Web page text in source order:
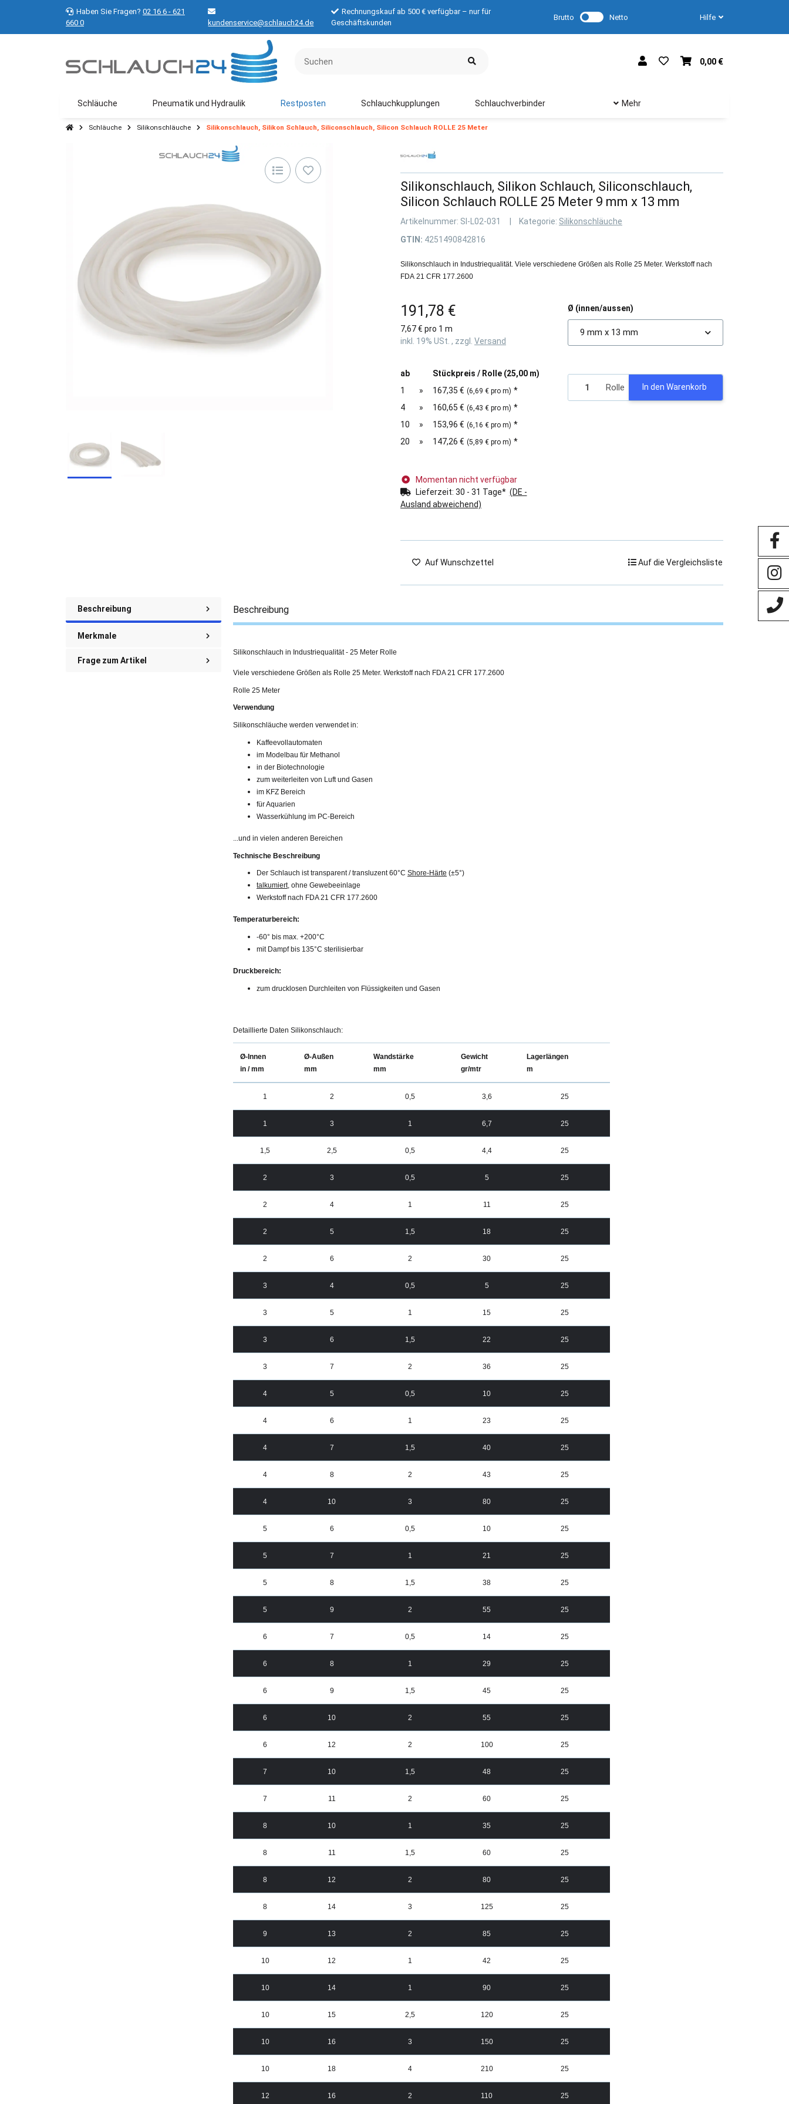
Haben Sie Fragen? 02 16 6 - 621
660 0
kundenservice@schlauch24.de
Rechnungskauf ab 500 € verfügbar – nur für
Geschäftskunden
Brutto Netto Hilfe
0,00 €
Schläuche Pneumatik und Hydraulik Restposten Schlauchkupplungen Schlauchverbinder Mehr
Schläuche Silikonschläuche Silikonschlauch, Silikon Schlauch, Siliconschlauch, Silicon Schlauch ROLLE 25 Meter
Silikonschlauch, Silikon Schlauch, Siliconschlauch,
Silicon Schlauch ROLLE 25 Meter 9 mm x 13 mm
Artikelnummer: SI-L02-031 Kategorie: Silikonschläuche
GTIN: 4251490842816
Silikonschlauch in Industriequalität. Viele verschiedene Größen als Rolle 25 Meter. Werkstoff nach
FDA 21 CFR 177.2600
191,78 €
7,67 € pro 1 m
inkl. 19% USt. , zzgl. Versand
ab
Stückpreis / Rolle (25,00 m)
1
» 167,35 € (6,69 € pro m) *
4
» 160,65 € (6,43 € pro m) *
10
» 153,96 € (6,16 € pro m) *
20
» 147,26 € (5,89 € pro m) *
Momentan nicht verfügbar
Lieferzeit: 30 - 31 Tage* (DE -
Ausland abweichend)
Ø (innen/aussen)
9 mm x 13 mm
Rolle In den Warenkorb
Auf Wunschzettel Auf die Vergleichsliste
Beschreibung
Merkmale
Frage zum Artikel
Beschreibung
Silikonschlauch in Industriequalität - 25 Meter Rolle
Viele verschiedene Größen als Rolle 25 Meter. Werkstoff nach FDA 21 CFR 177.2600
Rolle 25 Meter
Verwendung
Silikonschläuche werden verwendet in:
Kaffeevollautomaten
im Modelbau für Methanol
in der Biotechnologie
zum weiterleiten von Luft und Gasen
im KFZ Bereich
für Aquarien
Wasserkühlung im PC-Bereich
...und in vielen anderen Bereichen
Technische Beschreibung
Der Schlauch ist transparent / transluzent 60°C Shore-Härte (±5°)
talkumiert, ohne Gewebeeinlage
Werkstoff nach FDA 21 CFR 177.2600
Temperaturbereich:
-60° bis max. +200°C
mit Dampf bis 135°C sterilisierbar
Druckbereich:
zum drucklosen Durchleiten von Flüssigkeiten und Gasen
Detaillierte Daten Silikonschlauch:
Ø-Innen
in / mm
Ø-Außen
mm
Wandstärke
mm
Gewicht
gr/mtr
Lagerlängen
m
1 2 0,5 3,6 25
1 3 1 6,7 25
1,5 2,5 0,5 4,4 25
2 3 0,5 5 25
2 4 1 11 25
2 5 1,5 18 25
2 6 2 30 25
3 4 0,5 5 25
3 5 1 15 25
3 6 1,5 22 25
3 7 2 36 25
4 5 0,5 10 25
4 6 1 23 25
4 7 1,5 40 25
4 8 2 43 25
4 10 3 80 25
5 6 0,5 10 25
5 7 1 21 25
5 8 1,5 38 25
5 9 2 55 25
6 7 0,5 14 25
6 8 1 29 25
6 9 1,5 45 25
6 10 2 55 25
6 12 2 100 25
7 10 1,5 48 25
7 11 2 60 25
8 10 1 35 25
8 11 1,5 60 25
8 12 2 80 25
8 14 3 125 25
9 13 2 85 25
10 12 1 42 25
10 14 1 90 25
10 15 2,5 120 25
10 16 3 150 25
10 18 4 210 25
12 16 2 110 25